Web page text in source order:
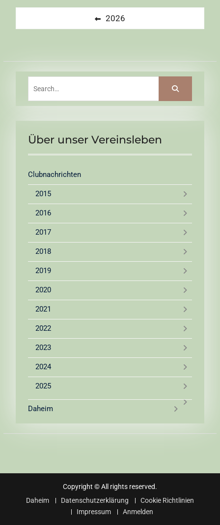
BeitragsnavigationPrevious
post:
2026
for:
Über unser Vereinsleben
Clubnachrichten
2015
2016
2017
2018
2019
2020
2021
2022
2023
2024
2025
Daheim
Copyright © All rights reserved.
Daheim
Datenschutzerklärung
Cookie Richtlinien
Impressum
Anmelden